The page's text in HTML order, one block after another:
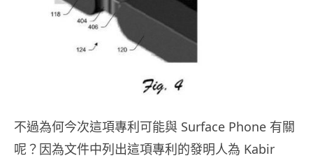
不過為何今次這項專利可能與 Surface Phone 有關
呢？因為文件中列出這項專利的發明人為 Kabir